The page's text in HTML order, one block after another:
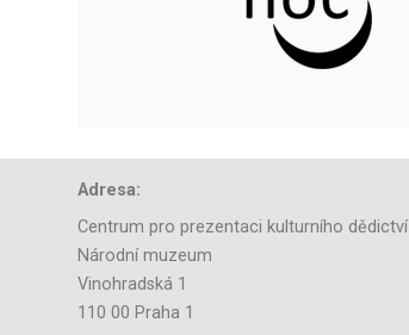
Adresa:
Centrum pro prezentaci kulturního dědictví
Národní muzeum
Vinohradská 1
110 00 Praha 1